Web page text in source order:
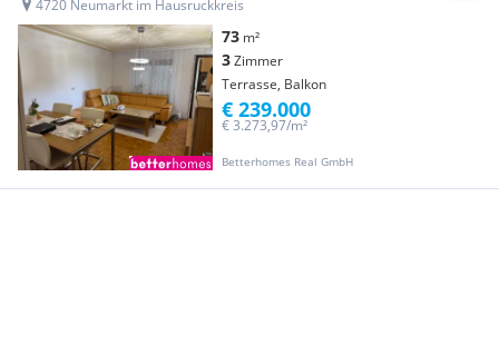
4720 Neumarkt im Hausruckkreis
73 m²
3Zimmer
Terrasse, Balkon
Betterhomes Real GmbH
€ 3.273,97/m²
€ 239.000